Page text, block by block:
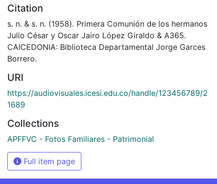
Citation
s. n. & s. n. (1958). Primera Comunión de los hermanos
Julio César y Oscar Jairo López Giraldo & A365.
CAICEDONIA: Biblioteca Departamental Jorge Garces
Borrero.
URI
https://audiovisuales.icesi.edu.co/handle/123456789/2
1689
Collections
APFFVC - Fotos Familiares - Patrimonial
Full item page